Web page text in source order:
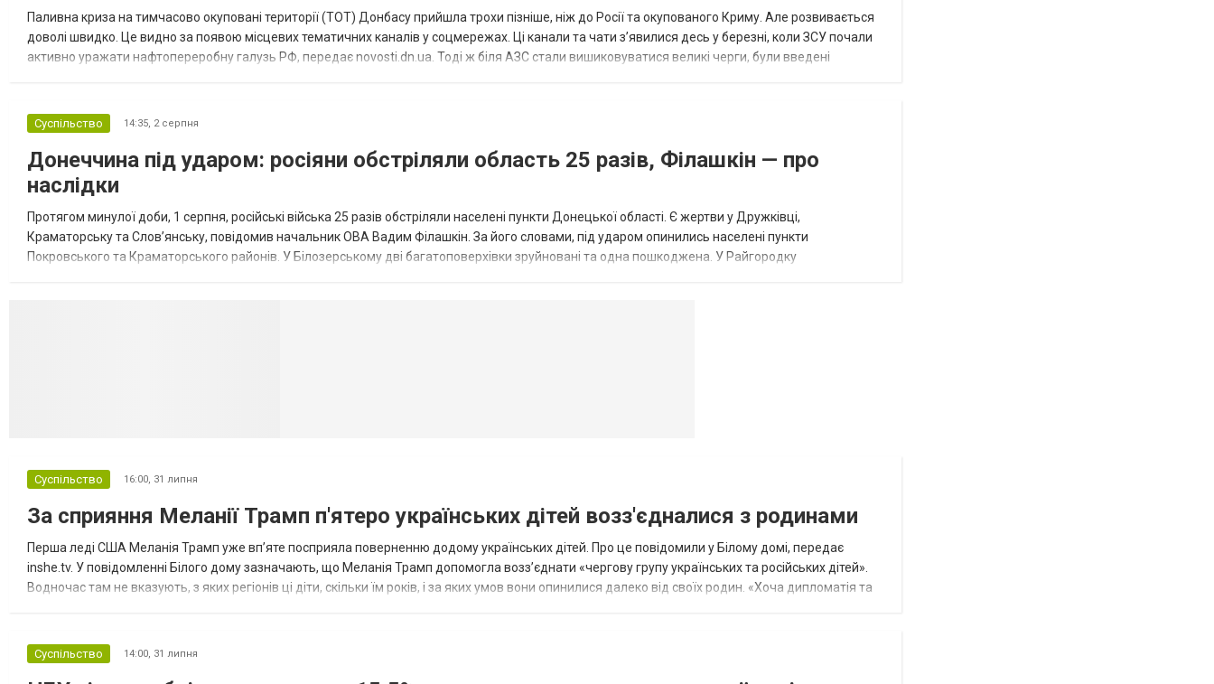
Паливна криза на тимчасово окуповані території (ТОТ) Донбасу прийшла трохи пізніше, ніж до Росії та окупованого Криму. Але розвивається
доволі швидко. Це видно за появою місцевих тематичних каналів у соцмережах. Ці канали та чати з’явилися десь у березні, коли ЗСУ почали
активно уражати нафтопереробну галузь РФ, передає novosti.dn.ua. Тоді ж біля АЗС стали вишиковуватися великі черги, були введені
Суспільство 14:35, 2 серпня
Донеччина під ударом: росіяни обстріляли область 25 разів, Філашкін — про
наслідки
Протягом минулої доби, 1 серпня, російські війська 25 разів обстріляли населені пункти Донецької області. Є жертви у Дружківці,
Краматорську та Слов’янську, повідомив начальник ОВА Вадим Філашкін. За його словами, під ударом опинились населені пункти
Покровського та Краматорського районів. У Білозерському дві багатоповерхівки зруйновані та одна пошкоджена. У Райгородку
Суспільство 16:00, 31 липня
За сприяння Меланії Трамп п'ятеро українських дітей возз'єдналися з родинами
Перша леді США Меланія Трамп уже впʼяте посприяла поверненню додому українських дітей. Про це повідомили у Білому домі, передає
inshe.tv. У повідомленні Білого дому зазначають, що Меланія Трамп допомогла возз’єднати «чергову групу українських та російських дітей».
Водночас там не вказують, з яких регіонів ці діти, скільки їм років, і за яких умов вони опинилися далеко від своїх родин. «Хоча дипломатія та
Суспільство 14:00, 31 липня